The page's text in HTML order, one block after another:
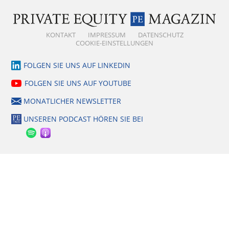
KONTAKT IMPRESSUM
DATENSCHUTZ
COOKIE-EINSTELLUNGEN
FOLGEN SIE UNS AUF LINKEDIN
FOLGEN SIE UNS AUF YOUTUBE
MONATLICHER NEWSLETTER
UNSEREN PODCAST HÖREN SIE BEI